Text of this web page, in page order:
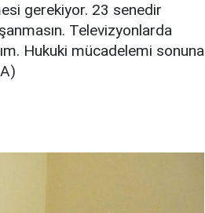
gerekiyor. 23 senedir
Televizyonlarda
Hukuki mücadelemi sonuna